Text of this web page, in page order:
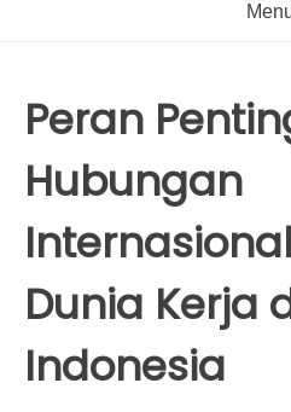
Peran
Hubungan
Dunia Kerja
Indonesia